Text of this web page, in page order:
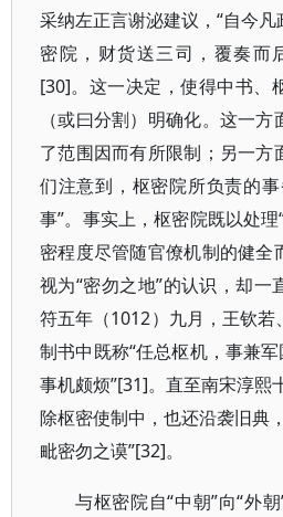
采纳左正言谢泌建议，“自今
密院，财货送三司，覆奏而
[30]。这一决定，使得中书、
（或曰分割）明确化。这一
了范围因而有所限制；另一方
们注意到，枢密院所负责的
事”。事实上，枢密院既以处
密程度尽管随官僚机制的健全
视为“密勿之地”的认识，却一
符五年（1012）九月，王钦若
制书中既称“任总枢机，事兼军
事机颇烦”[31]。直至南宋淳熙
除枢密使制中，也还沿袭旧典
毗密勿之谟”[32]。
与枢密院自“中朝”向“外